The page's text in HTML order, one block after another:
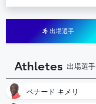
出場選手
Athletes 出場選手
ベナード キメリ